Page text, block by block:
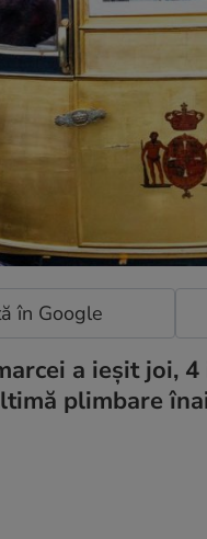
în Google
a ieșit joi,
plimbare